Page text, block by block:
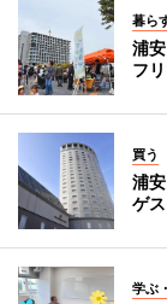
暮ら
浦
フ
買う
浦
ゲ
学ぶ